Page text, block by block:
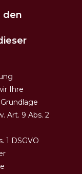
den
Ihre
Art. 9 Abs. 2
1 DSGVO